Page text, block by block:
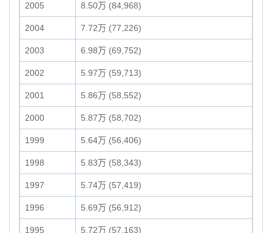
2005 8.50万 (84,968)
2004 7.72万 (77,226)
2003 6.98万 (69,752)
2002 5.97万 (59,713)
2001 5.86万 (58,552)
2000 5.87万 (58,702)
1999 5.64万 (56,406)
1998 5.83万 (58,343)
1997 5.74万 (57,419)
1996 5.69万 (56,912)
1995 5.72万 (57,163)